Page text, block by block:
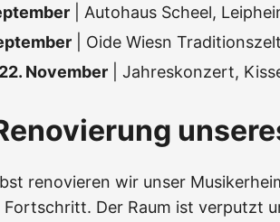
| Autohaus Scheel,
| Oide Wiesn
November | Jahreskonzert,
renovieren wir unser
Fortschritt. Der Raum ist verputzt